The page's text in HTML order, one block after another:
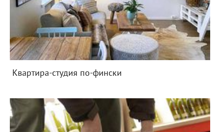
Квартира-студия по-фински